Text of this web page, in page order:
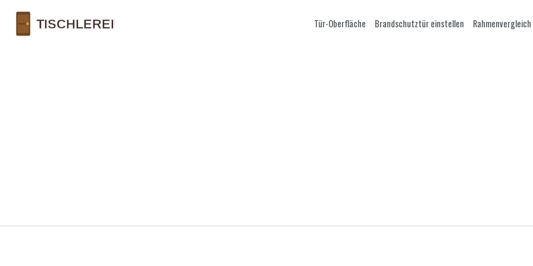
Tür-Oberfläche Brandschutztür einstellen Rahmenvergleich